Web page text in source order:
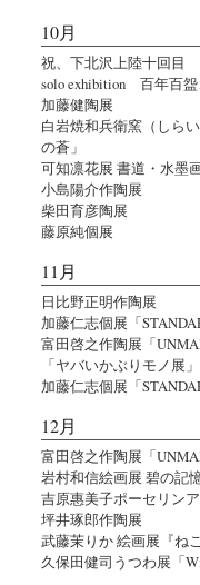
10月
祝、下北沢上陸十回目
solo exhibition 百年百
加藤健陶展
白岩焼和兵衛窯（しら
の蒼」
可知凛花展 書道・水墨
小島陽介作陶展
柴田育彦陶展
藤原純個展
11月
日比野正明作陶展
加藤仁志個展「
富田啓之作陶展「
「ヤバいかぶりモノ展
加藤仁志個展「
12月
富田啓之作陶展「
岩村和信絵画展 碧の記
吉原惠美子ポーセリン
坪井琢郎作陶展
武藤茉りか 絵画展『ね
久保田健司うつわ展「